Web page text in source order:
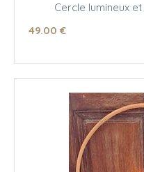
Cercle lumineux
49.00 €